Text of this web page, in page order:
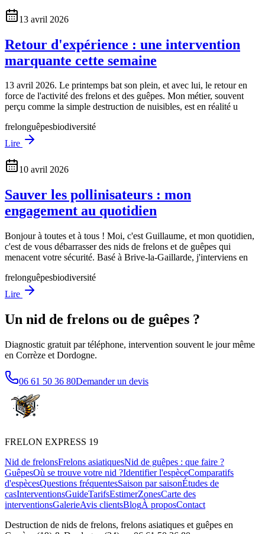
13 avril 2026
Retour d'expérience : une intervention
marquante cette semaine
13 avril 2026. Le printemps bat son plein, et avec lui, le retour en
force de l'activité des frelons et des guêpes. Mon métier, souvent
perçu comme la simple destruction de nuisibles, est en réalité u
frelonguêpesbiodiversité
Lire
10 avril 2026
Sauver les pollinisateurs : mon
engagement au quotidien
Bonjour à toutes et à tous ! Moi, c'est Guillaume, et mon quotidien,
c'est de vous débarrasser des nids de frelons et de guêpes qui
menacent votre sécurité. Basé à Brive-la-Gaillarde, j'interviens en
frelonguêpesbiodiversité
Lire
Un nid de frelons ou de guêpes ?
Diagnostic gratuit par téléphone, intervention souvent le jour même
en Corrèze et Dordogne.
06 61 50 36 80Demander un devis
FRELON EXPRESS 19
Nid de frelonsFrelons asiatiquesNid de guêpes : que faire ?
GuêpesOù se trouve votre nid ?Identifier l'espèceComparatifs
d'espècesQuestions fréquentesSaison par saisonÉtudes de
casInterventionsGuideTarifsEstimerZonesCarte des
interventionsGalerieAvis clientsBlogÀ proposContact
Destruction de nids de frelons, frelons asiatiques et guêpes en